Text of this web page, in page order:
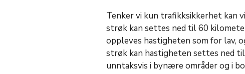
Tenker vi kun trafikksikkerhet kan
strøk kan settes ned til 60
oppleves hastigheten som for lav,
strøk kan hastigheten settes ned
unntaksvis i bynære områder og i